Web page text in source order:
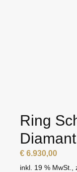
Ring
Diamant
€ 6.930,00
inkl. 19 % MwSt.